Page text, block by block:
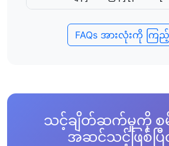
FAQs အားလုံးကို ကြည့်
သင့်ချိတ်ဆက်မှုကို စ
အဆင်သင့်ဖြစ်ပြီ